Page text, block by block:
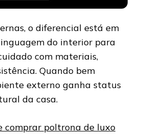
o diferencial está em
do interior para
com materiais,
Quando bem
externo ganha status
da casa.
comprar poltrona de luxo